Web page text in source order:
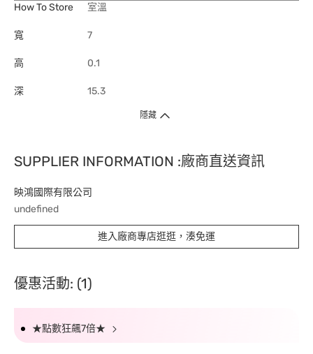
How To Store
室溫
寬 7
高 0.1
深 15.3
隱藏
SUPPLIER INFORMATION :廠商直送資訊
映鴻國際有限公司
undefined
進入廠商專店逛逛，湊免運
優惠活動: (1)
★點數狂飆7倍★